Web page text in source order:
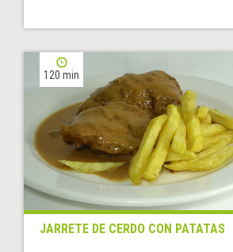
120 min
JARRETE DE CERDO CON PATATAS